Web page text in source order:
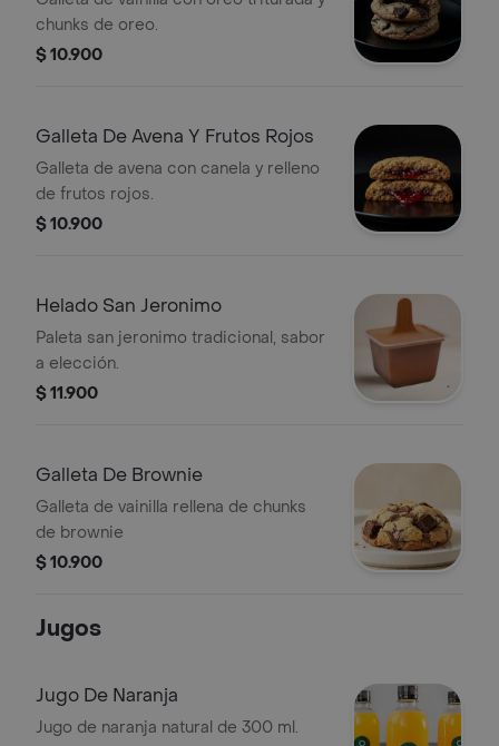
chunks de oreo.
$ 10.900
Galleta De Avena Y Frutos Rojos
Galleta de avena con canela y relleno
de frutos rojos.
$ 10.900
Helado San Jeronimo
Paleta san jeronimo tradicional, sabor
a elección.
$ 11.900
Galleta De Brownie
Galleta de vainilla rellena de chunks
de brownie
$ 10.900
Jugos
Jugo De Naranja
Jugo de naranja natural de 300 ml.